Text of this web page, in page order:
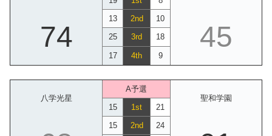
74
13 2nd 10
45
25 3rd 18
17 4th 9
八学光星
A予選
聖和学園
15
1st 21
15 2nd 24